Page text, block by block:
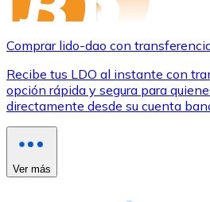
Comprar lido-dao con
Recibe tus LDO al instante con
opción rápida y segura para
directamente desde su cuenta
Ver más